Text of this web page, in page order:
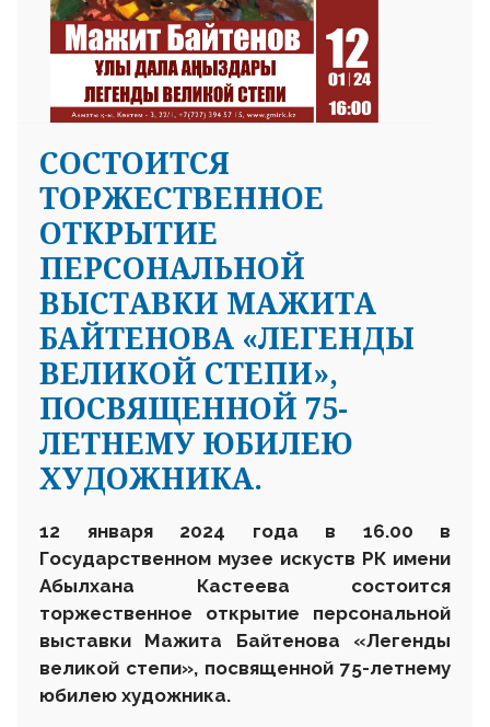
СОСТОИТСЯ
ТОРЖЕСТВЕННОЕ
ОТКРЫТИЕ
ПЕРСОНАЛЬНОЙ
ВЫСТАВКИ МАЖИТА
БАЙТЕНОВА «ЛЕГЕНДЫ
ВЕЛИКОЙ СТЕПИ»,
ПОСВЯЩЕННОЙ 75-
ЛЕТНЕМУ ЮБИЛЕЮ
ХУДОЖНИКА.
12 января2024 года в 16.00 в
Государственном музее искуств РК имени
Абылхана Кастеева состоится
торжественное открытие
персональной
выставки Мажита Байтенова «Легенды
великой степи», посвященной 75-летнему
юбилею художника.